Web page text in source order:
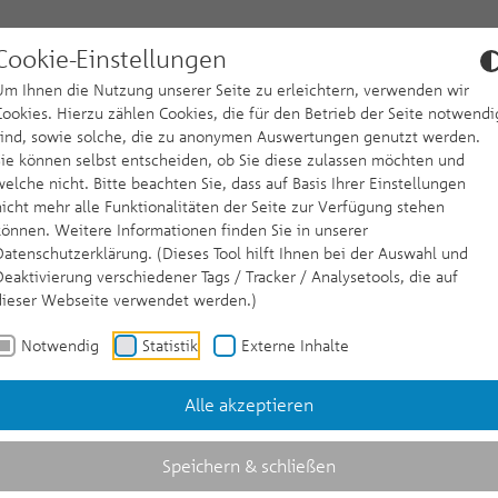
Einstellungen
Ihnen die Nutzung unserer Seite zu erleichtern, verwenden wir
Hierzu zählen Cookies, die für den Betrieb der Seite
sowie solche, die zu anonymen Auswertungen genutzt werden.
können selbst entscheiden, ob Sie diese zulassen möchten und
nicht. Bitte beachten Sie, dass auf Basis Ihrer Einstellungen
mehr alle Funktionalitäten der Seite zur Verfügung stehen
Weitere Informationen finden Sie in unserer
(Dieses Tool hilft Ihnen bei der Auswahl und
verschiedener Tags / Tracker / Analysetools, die auf
Webseite verwendet werden.)
Notwendig Statistik Externe Inhalte
Alle akzeptieren
Speichern & schließen
Submenu for "Markt & Meinung"
Nachhaltigkeit
Submenu for "Nachhaltigkeit"
Presse
Submenu for "Presse"
Karriere
Submenu for
Juli 2025 – 03.07.2025
und
sollten sich